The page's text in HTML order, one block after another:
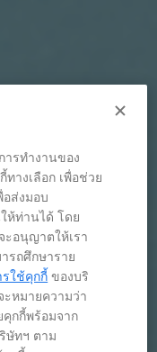
ารทำงานของ
างเลือก เพื่อช่วย
อส่งมอบ
ห้ท่านได้ โดย
ะอนุญาตให้เรา
รถศึกษาราย
ใช้คุกกี้ ของบริ
หมายความว่า
คุกกี้พร้อมจาก
ษัทฯ ตาม